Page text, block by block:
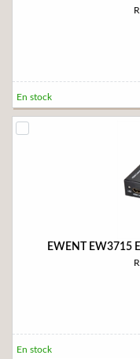
En stock
EWENT EW3715
En stock